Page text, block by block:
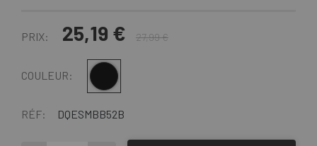
PRIX: 25,19 € 27,99 €
COULEUR: Noir-Argent
RÉF: DQESMBB52B